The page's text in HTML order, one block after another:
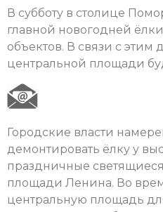
В субботу в столице
главной новогодней
объектов. В связи с
центральной площади
Городские власти
демонтировать ёлку у
праздничные
площади Ленина. Во
центральную площадь